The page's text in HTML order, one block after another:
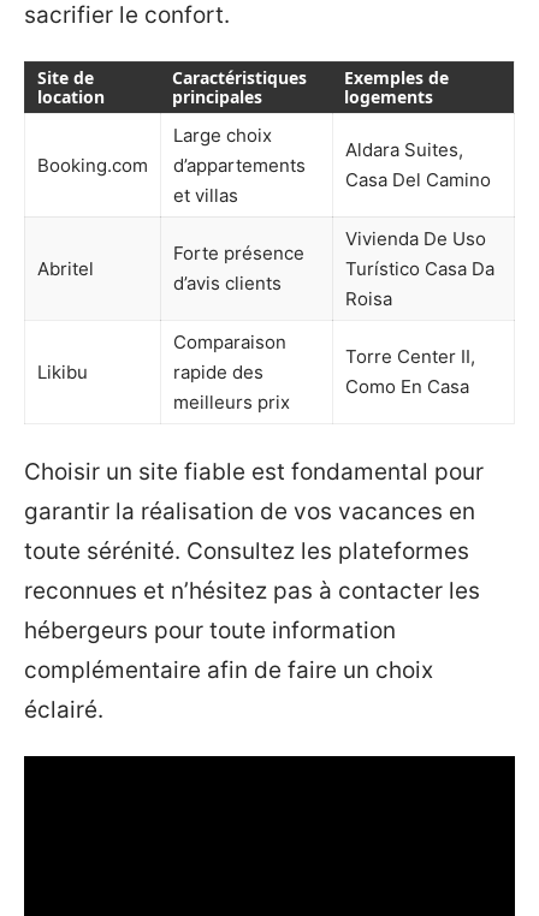
sacrifier le confort.
Site de
location
Caractéristiques
principales
Exemples de
logements
Booking.com
Large choix
d’appartements
et villas
Aldara Suites,
Casa Del Camino
Abritel
Forte présence
d’avis clients
Vivienda De Uso
Turístico Casa Da
Roisa
Likibu
Comparaison
rapide des
meilleurs prix
Torre Center II,
Como En Casa
Choisir un site fiable est fondamental pour
garantir la réalisation de vos vacances en
toute sérénité. Consultez les plateformes
reconnues et n’hésitez pas à contacter les
hébergeurs pour toute information
complémentaire afin de faire un choix
éclairé.